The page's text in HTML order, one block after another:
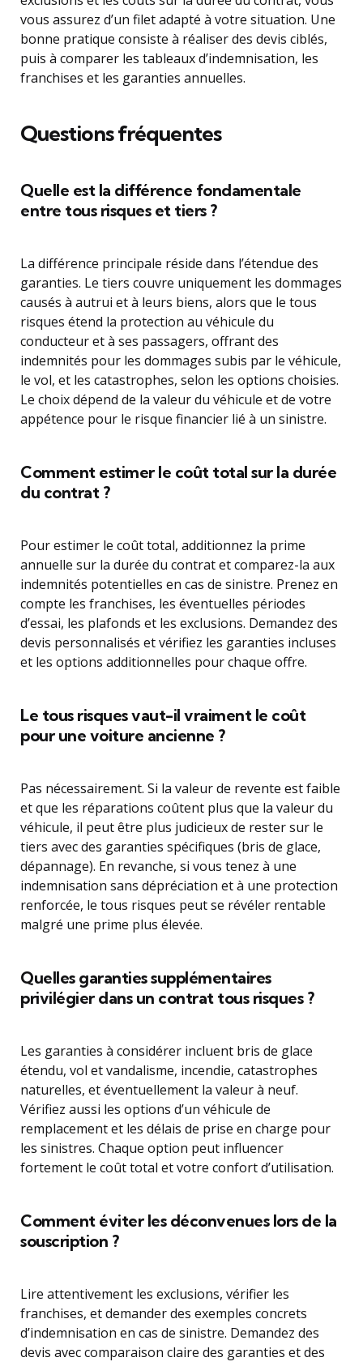
vous assurez d’un filet adapté à votre situation. Une
bonne pratique consiste à réaliser des devis ciblés,
puis à comparer les tableaux d’indemnisation, les
franchises et les garanties annuelles.
Questions fréquentes
Quelle est la différence fondamentale
entre tous risques et tiers ?
La différence principale réside dans l’étendue des
garanties. Le tiers couvre uniquement les dommages
causés à autrui et à leurs biens, alors que le tous
risques étend la protection au véhicule du
conducteur et à ses passagers, offrant des
indemnités pour les dommages subis par le véhicule,
le vol, et les catastrophes, selon les options choisies.
Le choix dépend de la valeur du véhicule et de votre
appétence pour le risque financier lié à un sinistre.
Comment estimer le coût total sur la durée
du contrat ?
Pour estimer le coût total, additionnez la prime
annuelle sur la durée du contrat et comparez-la aux
indemnités potentielles en cas de sinistre. Prenez en
compte les franchises, les éventuelles périodes
d’essai, les plafonds et les exclusions. Demandez des
devis personnalisés et vérifiez les garanties incluses
et les options additionnelles pour chaque offre.
Le tous risques vaut-il vraiment le coût
pour une voiture ancienne ?
Pas nécessairement. Si la valeur de revente est faible
et que les réparations coûtent plus que la valeur du
véhicule, il peut être plus judicieux de rester sur le
tiers avec des garanties spécifiques (bris de glace,
dépannage). En revanche, si vous tenez à une
indemnisation sans dépréciation et à une protection
renforcée, le tous risques peut se révéler rentable
malgré une prime plus élevée.
Quelles garanties supplémentaires
privilégier dans un contrat tous risques ?
Les garanties à considérer incluent bris de glace
étendu, vol et vandalisme, incendie, catastrophes
naturelles, et éventuellement la valeur à neuf.
Vérifiez aussi les options d’un véhicule de
remplacement et les délais de prise en charge pour
les sinistres. Chaque option peut influencer
fortement le coût total et votre confort d’utilisation.
Comment éviter les déconvenues lors de la
souscription ?
Lire attentivement les exclusions, vérifier les
franchises, et demander des exemples concrets
d’indemnisation en cas de sinistre. Demandez des
devis avec comparaison claire des garanties et des